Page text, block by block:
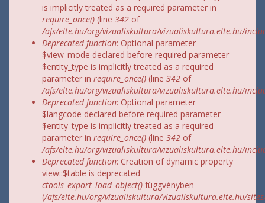
is implicitly treated as a required parameter in
require_once() (line 342 of
/afs/elte.hu/org/vizualiskultura/vizualiskultura.elte.hu/
Deprecated function: Optional parameter
$view_mode declared before required parameter
$entity_type is implicitly treated as a required
parameter in require_once() (line 342 of
/afs/elte.hu/org/vizualiskultura/vizualiskultura.elte.hu/
Deprecated function: Optional parameter
$langcode declared before required parameter
$entity_type is implicitly treated as a required
parameter in require_once() (line 342 of
/afs/elte.hu/org/vizualiskultura/vizualiskultura.elte.hu/
Deprecated function: Creation of dynamic property
view::$table is deprecated
ctools_export_load_object() függvényben
(/afs/elte.hu/org/vizualiskultura/vizualiskultura.elte.hu/